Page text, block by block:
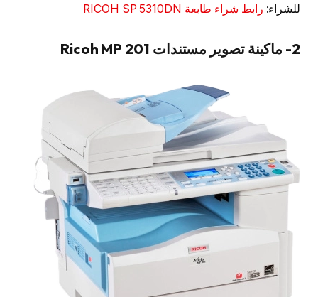
للشراء: رابط شراء طابعة RICOH SP 5310DN
2- ماكينة تصوير مستندات Ricoh MP 201